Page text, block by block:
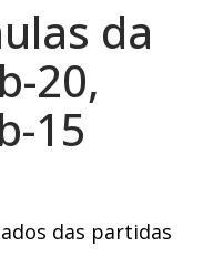
da
20,
15
das partidas